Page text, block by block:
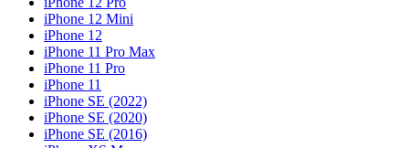
iPhone 12 Mini
iPhone 12
iPhone 11 Pro Max
iPhone 11 Pro
iPhone 11
iPhone SE (2022)
iPhone SE (2020)
iPhone SE (2016)